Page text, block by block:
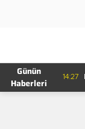
Günün
Haberleri
14:27